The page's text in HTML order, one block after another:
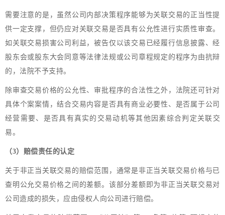
需要注意的是，虽然公司内部决策程序能够为关联交易的正当性提
供一定支撑，但仍应对关联交易是否具有公允性进行实质性审查。
如关联交易损害公司利益，被告仅以该交易已经履行信息披露、经
股东会或股东大会同意等法律法规或公司章程规定的程序为由抗辩
的，法院不予支持。
除审查交易价格的公允性、审批程序的合法性之外，法院还可针对
具体个案案情，结合交易内容是否具有商业必要性、是否属于公司
经营需要、是否具有真实的交易动机等其他因素综合判定关联交
易。
（3）赔偿责任的认定
关于非正当关联交易的赔偿范围，通常是非正当关联交易价格与已
查明公允交易价格之间的差额。该部分差额即为非正当关联交易对
公司造成的损失，应由侵权人向公司进行赔偿。